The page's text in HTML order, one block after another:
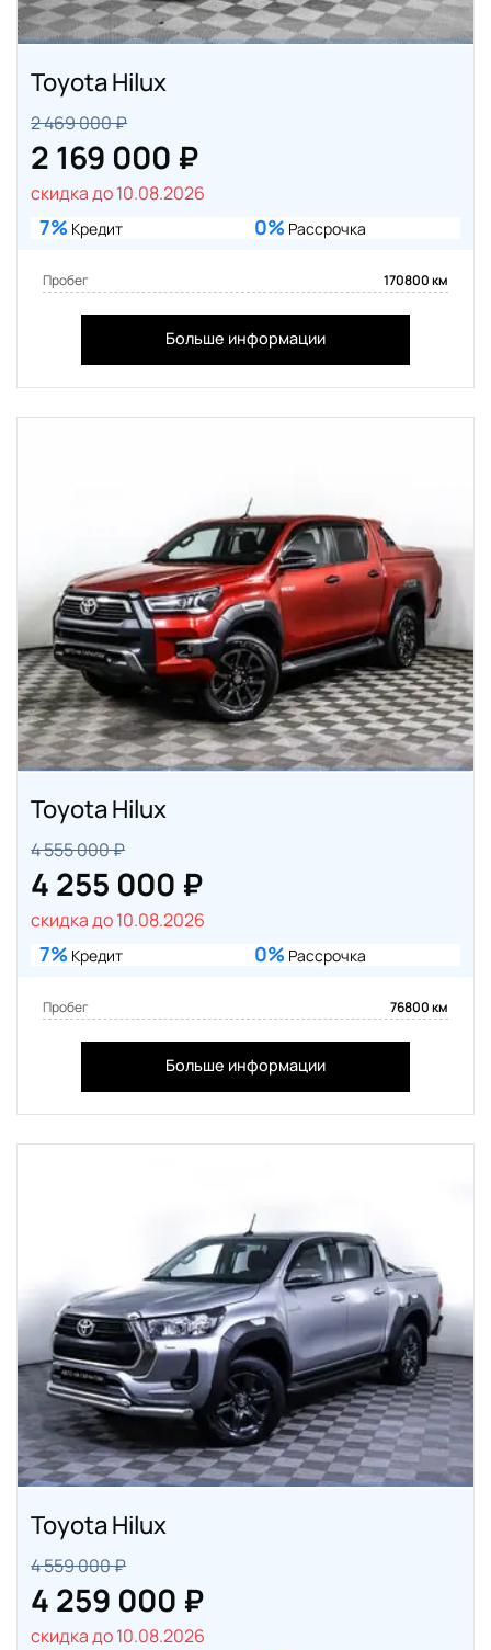
Toyota Hilux
2 469 000 ₽
2 169 000 ₽
скидка до 10.08.2026
7% Кредит 0% Рассрочка
Пробег 170800 км
Больше информации
Toyota Hilux
4 555 000 ₽
4 255 000 ₽
скидка до 10.08.2026
7% Кредит 0% Рассрочка
Пробег 76800 км
Больше информации
Toyota Hilux
4 559 000 ₽
4 259 000 ₽
скидка до 10.08.2026